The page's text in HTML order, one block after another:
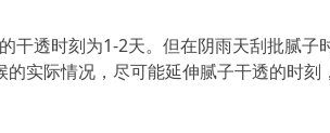
干透时刻为1-2天。但在阴雨天刮批腻子
实际情况，尽可能延伸腻子干透的时刻